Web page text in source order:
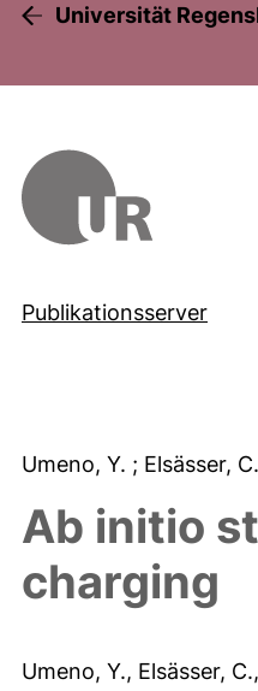
Universität
Publikationsserver
Umeno, Y. ; Elsässer, C.
Ab initio
charging
Umeno, Y., Elsässer, C.,